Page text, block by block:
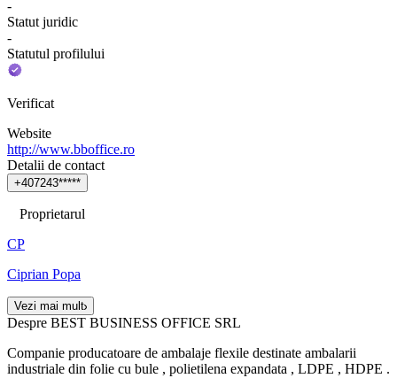
-
Statut juridic
-
Statutul profilului
Verificat
Website
http://www.bboffice.ro
Detalii de contact
+407243*****
Proprietarul
CP
Ciprian Popa
Vezi mai mult
Despre BEST BUSINESS OFFICE SRL
Companie producatoare de ambalaje flexile destinate ambalarii
industriale din folie cu bule , polietilena expandata , LDPE , HDPE .